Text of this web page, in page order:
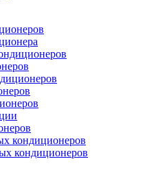
кондиционеров
кондиционеров